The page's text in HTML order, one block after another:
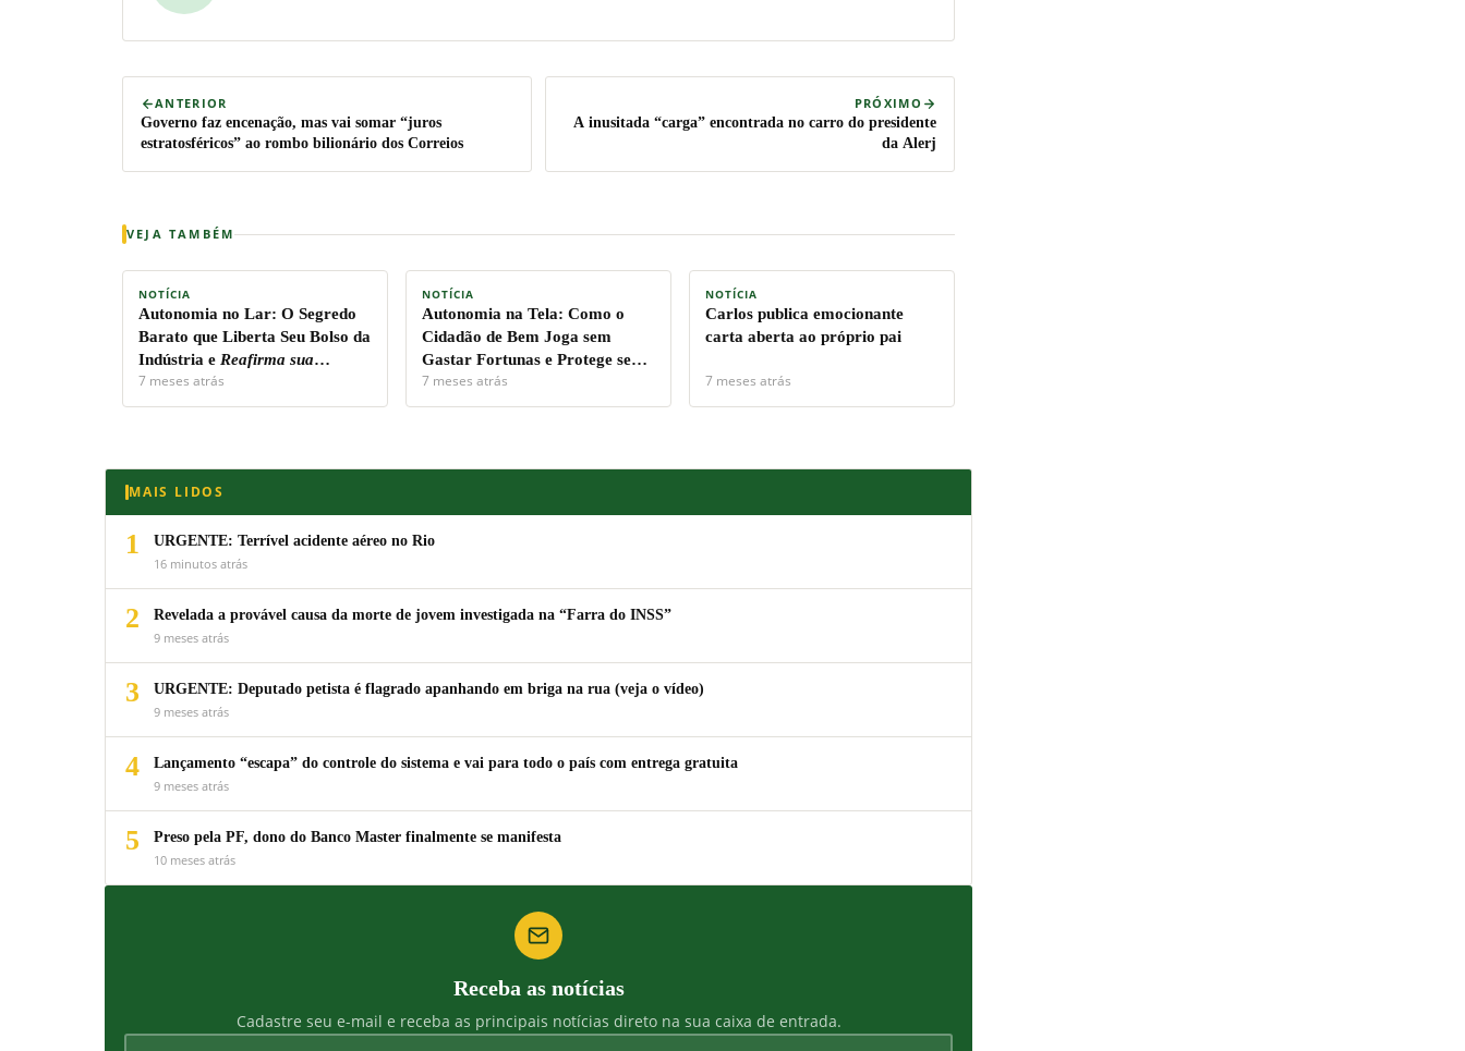
ANTERIOR
Governo faz encenação, mas vai somar “juros
estratosféricos” ao rombo bilionário dos Correios
PRÓXIMO
A inusitada “carga” encontrada no carro do presidente
da Alerj
VEJA TAMBÉM
NOTÍCIA
Autonomia no Lar: O Segredo
Barato que Liberta Seu Bolso da
Indústria e Reafirma sua
Soberania Pessoal!
7 meses atrás
NOTÍCIA
Autonomia na Tela: Como o
Cidadão de Bem Joga sem
Gastar Fortunas e Protege seu
Capital.
7 meses atrás
NOTÍCIA
Carlos publica emocionante
carta aberta ao próprio pai
7 meses atrás
MAIS LIDOS
1
URGENTE: Terrível acidente aéreo no Rio
16 minutos atrás
2
Revelada a provável causa da morte de jovem investigada na “Farra do INSS”
9 meses atrás
3
URGENTE: Deputado petista é flagrado apanhando em briga na rua (veja o vídeo)
9 meses atrás
4
Lançamento “escapa” do controle do sistema e vai para todo o país com entrega gratuita
9 meses atrás
5
Preso pela PF, dono do Banco Master finalmente se manifesta
10 meses atrás
Receba as notícias
Cadastre seu e-mail e receba as principais notícias direto na sua caixa de entrada.